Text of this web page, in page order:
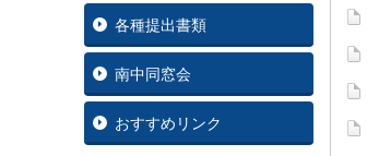
各種提出書類
南中同窓会
おすすめリンク